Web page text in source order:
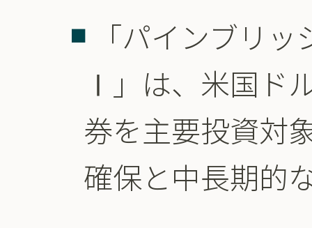
「パインブリ
Ⅰ」は、米国ド
券を主要投資対
確保と中長期的